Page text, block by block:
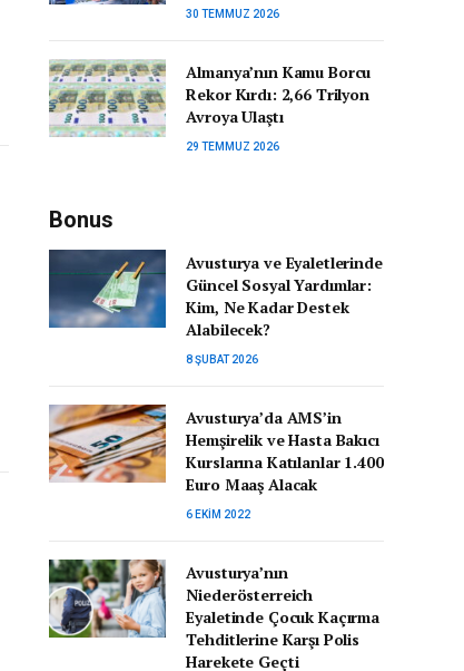
30 TEMMUZ 2026
Almanya’nın Kamu Borcu
Rekor Kırdı: 2,66 Trilyon
Avroya Ulaştı
29 TEMMUZ 2026
Bonus
Avusturya ve Eyaletlerinde
Güncel Sosyal Yardımlar:
Kim, Ne Kadar Destek
Alabilecek?
8 ŞUBAT 2026
Avusturya’da AMS’in
Hemşirelik ve Hasta Bakıcı
Kurslarına Katılanlar 1.400
Euro Maaş Alacak
6 EKIM 2022
Avusturya’nın
Niederösterreich
Eyaletinde Çocuk Kaçırma
Tehditlerine Karşı Polis
Harekete Geçti